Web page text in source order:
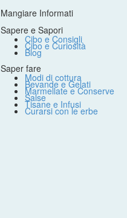
Mangiare Informati
Sapere e Sapori
Cibo e Consigli
Cibo e Curiosità
Blog
Saper fare
Modi di cottura
Bevande e Gelati
Marmellate e Conserve
Salse
Tisane e Infusi
Curarsi con le erbe